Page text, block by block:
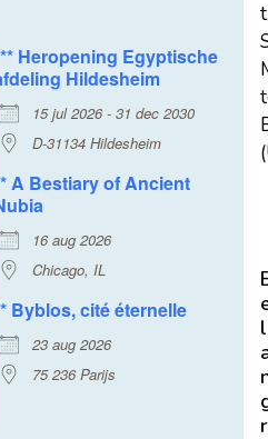
Heropening Egyptische
Hildesheim
15 jul 2026 - 31 dec 2030
D-31134 Hildesheim
A Bestiary of Ancient
16 aug 2026
Chicago, IL
Byblos, cité éternelle
23 aug 2026
75 236 Parijs
l
r